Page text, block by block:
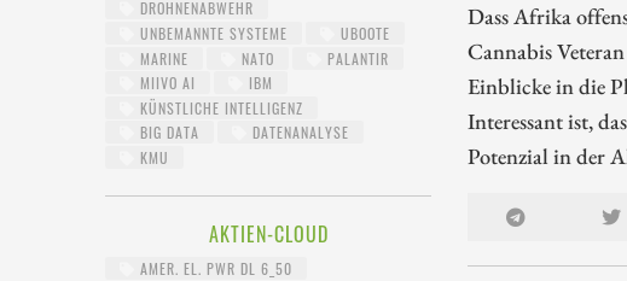
DROHNENABWEHR
UNBEMANNTE SYSTEME
UBOOTE
MARINE
NATO
PALANTIR
MIIVO AI
IBM
KÜNSTLICHE INTELLIGENZ
BIG DATA
DATENANALYSE
KMU
AKTIEN-CLOUD
AMER. EL. PWR DL 6_50
Dass Afrika
Cannabis
Einblicke in die
Interessant ist,
Potenzial in der